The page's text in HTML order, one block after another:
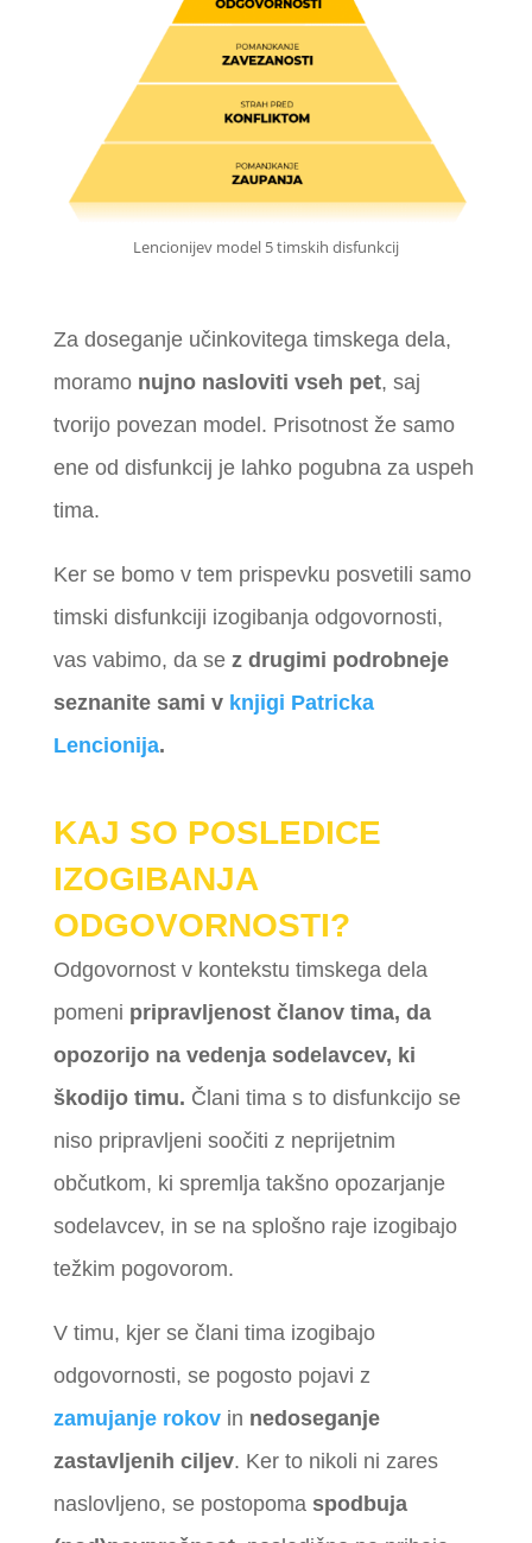
Lencionijev model 5 timskih disfunkcij
Za doseganje učinkovitega timskega dela,
moramo nujno nasloviti vseh pet, saj
tvorijo povezan model. Prisotnost že samo
ene od disfunkcij je lahko pogubna za uspeh
tima.
Ker se bomo v tem prispevku posvetili samo
timski disfunkciji izogibanja odgovornosti,
vas vabimo, da se z drugimi podrobneje
seznanite sami v knjigi Patricka
Lencionija.
KAJ SO POSLEDICE
IZOGIBANJA
ODGOVORNOSTI?
Odgovornost v kontekstu timskega dela
pomeni pripravljenost članov tima, da
opozorijo na vedenja sodelavcev, ki
škodijo timu. Člani tima s to disfunkcijo se
niso pripravljeni soočiti z neprijetnim
občutkom, ki spremlja takšno opozarjanje
sodelavcev, in se na splošno raje izogibajo
težkim pogovorom.
V timu, kjer se člani tima izogibajo
odgovornosti, se pogosto pojavi z
zamujanje rokovin nedoseganje
zastavljenih ciljev. Ker to nikoli ni zares
naslovljeno, se postopoma spodbuja